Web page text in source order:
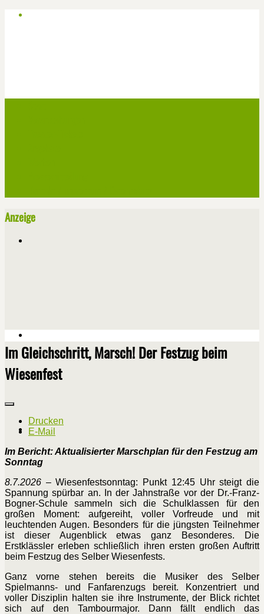
Anzeige
Im Gleichschritt, Marsch! Der Festzug beim
Wiesenfest
Drucken
E-Mail
Im Bericht: Aktualisierter Marschplan für den Festzug am
Sonntag
8.7.2026 – Wiesenfestsonntag: Punkt 12:45 Uhr steigt die
Spannung spürbar an. In der Jahnstraße vor der Dr.-Franz-
Bogner-Schule sammeln sich die Schulklassen für den
großen Moment: aufgereiht, voller Vorfreude und mit
leuchtenden Augen. Besonders für die jüngsten Teilnehmer
ist dieser Augenblick etwas ganz Besonderes. Die
Erstklässler erleben schließlich ihren ersten großen Auftritt
beim Festzug des Selber Wiesenfests.
Ganz vorne stehen bereits die Musiker des Selber
Spielmanns- und Fanfarenzugs bereit. Konzentriert und
voller Disziplin halten sie ihre Instrumente, der Blick richtet
sich auf den Tambourmajor. Dann fällt endlich das